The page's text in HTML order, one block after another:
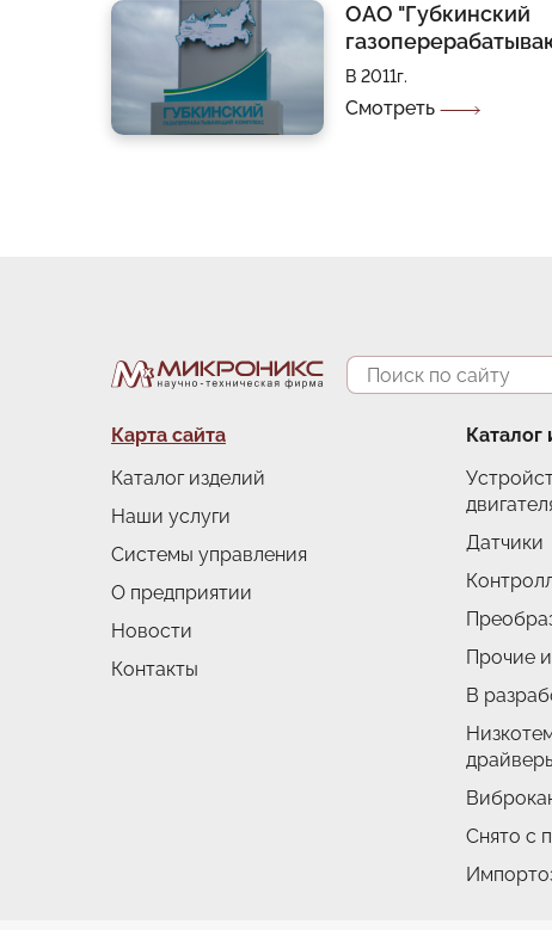
ОАО "Губкинский
В 2011г.
Смотреть
Поиск
Подвал
Карта сайта
Каталог изделий
Наши услуги
Системы управления
О предприятии
Новости
Контакты
Каталог
Датчики
Прочие
В
Снято с